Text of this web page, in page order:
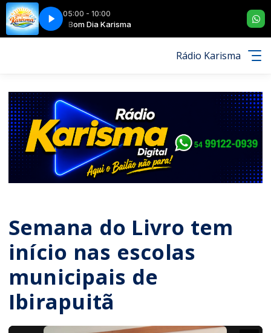
05:00 - 10:00
Bom Dia Karisma
99122-0939 WhatsApp Rádio Karisma (54) 99122-0939
Rádio Karisma
Semana do Livro tem
início nas escolas
municipais de
Ibirapuitã